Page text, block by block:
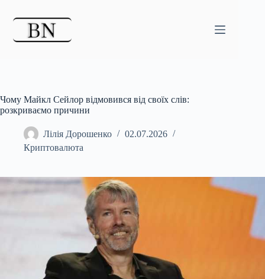
Чому Майкл Сейлор відмовився від своїх слів:
розкриваємо причини
Лілія Дорошенко
02.07.2026
Криптовалюта